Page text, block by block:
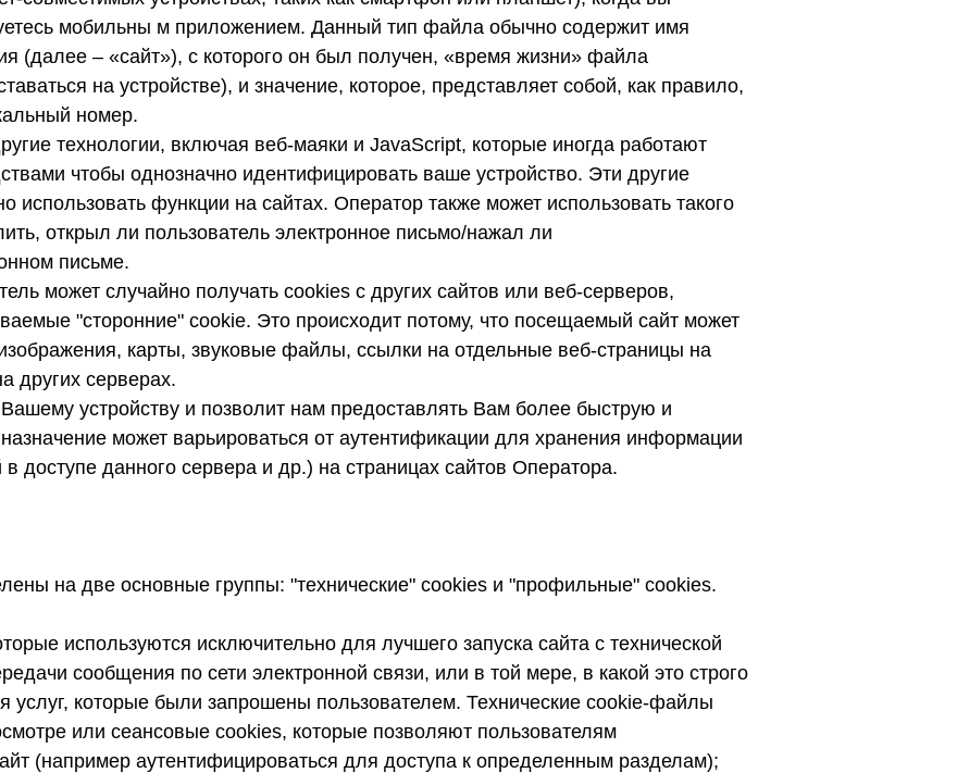
мобильны м приложением. Данный тип файла обычно содержит имя
(далее – «сайт»), с которого он был получен, «время жизни» файла
на устройстве), и значение, которое, представляет собой, как правило,
номер.
технологии, включая веб-маяки и JavaScript, которые иногда работают
чтобы однозначно идентифицировать ваше устройство. Эти другие
использовать функции на сайтах. Оператор также может использовать такого
открыл ли пользователь электронное письмо/нажал ли
письме.
может случайно получать cookies с других сайтов или веб-серверов,
"сторонние" cookie. Это происходит потому, что посещаемый сайт может
карты, звуковые файлы, ссылки на отдельные веб-страницы на
других серверах.
устройству и позволит нам предоставлять Вам более быструю и
может варьироваться от аутентификации для хранения информации
доступе данного сервера и др.) на страницах сайтов Оператора.
на две основные группы: "технические" cookies и "профильные" cookies.
используются исключительно для лучшего запуска сайта с технической
сообщения по сети электронной связи, или в той мере, в какой это строго
услуг, которые были запрошены пользователем. Технические cookie-файлы
или сеансовые cookies, которые позволяют пользователям
(например аутентифицироваться для доступа к определенным разделам);